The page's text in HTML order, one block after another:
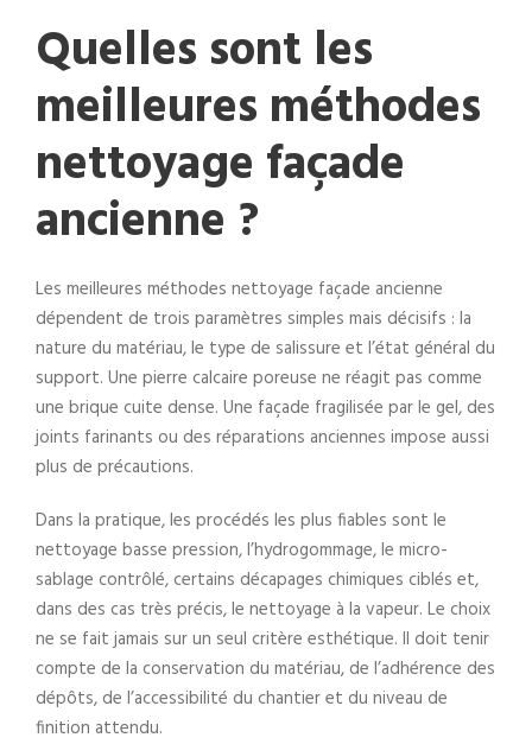
Quelles sont les
meilleures méthodes
nettoyage façade
ancienne ?
Les meilleures méthodes nettoyage façade ancienne
dépendent de trois paramètres simples mais décisifs : la
nature du matériau, le type de salissure et l’état général du
support. Une pierre calcaire poreuse ne réagit pas comme
une brique cuite dense. Une façade fragilisée par le gel, des
joints farinants ou des réparations anciennes impose aussi
plus de précautions.
Dans la pratique, les procédés les plus fiables sont le
nettoyage basse pression, l’hydrogommage, le micro-
sablage contrôlé, certains décapages chimiques ciblés et,
dans des cas très précis, le nettoyage à la vapeur. Le choix
ne se fait jamais sur un seul critère esthétique. Il doit tenir
compte de la conservation du matériau, de l’adhérence des
dépôts, de l’accessibilité du chantier et du niveau de
finition attendu.